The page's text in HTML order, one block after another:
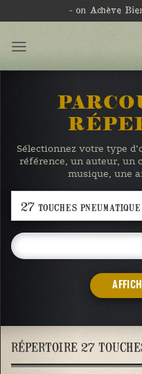
- on Achève
Sélectionnez votre type
référence, un auteur, un
musique, une
RÉPERTOIRE 27